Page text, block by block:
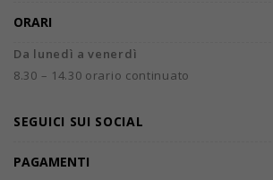
ORARI
Da lunedì a venerdì
8.30 – 14.30 orario continuato
SEGUICI SUI SOCIAL
PAGAMENTI